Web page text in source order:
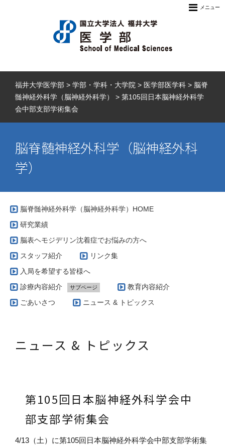
メニュー
福井大学医学部 > 学部・学科・大学院 > 医学部医学科 > 脳脊
髄神経外科学（脳神経外科学）
> 第105回日本脳神経外科学
会中部支部学術集会
脳脊髄神経外科学（脳神経外科
学）
脳脊髄神経外科学（脳神経外科学）HOME
研究業績
脳表ヘモジデリン沈着症でお悩みの方へ
スタッフ紹介
リンク集
入局を希望する皆様へ
診療内容紹介
サブページ
当科で扱う疾患とその治療方針（脳腫瘍編）
AVM専門外来
教育内容紹介
ごあいさつ
ニュース & トピックス
ニュース & トピックス
第105回日本脳神経外科学会中
部支部学術集会
4/13（土）に第105回日本脳神経外科学会中部支部学術集